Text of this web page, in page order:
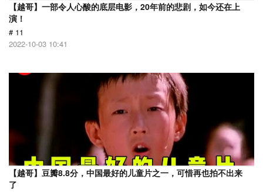
【越哥】一部令人心酸的底层电影，20年前的悲剧，如今还在上
演！
# 11
2022-10-03 10:41
【越哥】豆瓣8.8分，中国最好的儿童片之一，可惜再也拍不出来
了